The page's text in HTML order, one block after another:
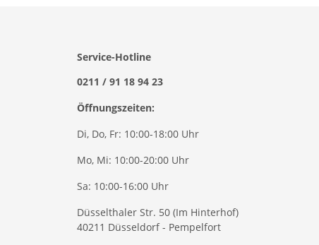
Service-Hotline
0211 / 91 18 94 23
Öffnungszeiten:
Di, Do, Fr: 10:00-18:00 Uhr
Mo, Mi: 10:00-20:00 Uhr
Sa: 10:00-16:00 Uhr
Düsselthaler Str. 50 (Im Hinterhof)
40211 Düsseldorf - Pempelfort